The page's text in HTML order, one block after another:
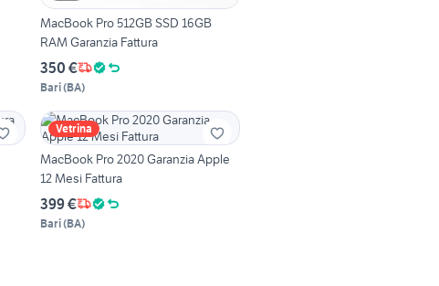
MacBook Pro 512GB SSD 16GB
RAM Garanzia Fattura
350 €
Bari(BA)
Vetrina
MacBook Pro 2020 Garanzia Apple
12 Mesi Fattura
399 €
Bari(BA)